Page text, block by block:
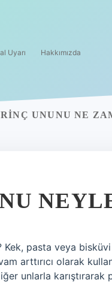
Uyarı Hakkımızda
UNUNU NE
Kek, pasta veya
arttırıcı olarak
unlarla